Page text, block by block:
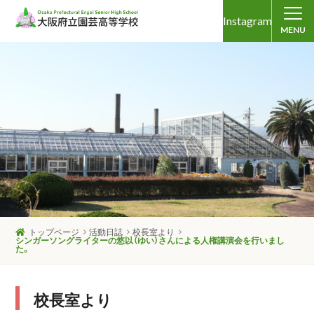
Instagram
MENU
トップページ 活動日誌
校長室より
シンガーソングライターの悠以（ゆい）さんによる人権講演会を行いまし
た。
校長室より